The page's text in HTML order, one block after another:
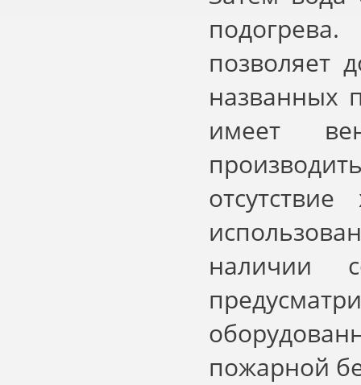
позволяет
названных
имеет
наличии
пожарной